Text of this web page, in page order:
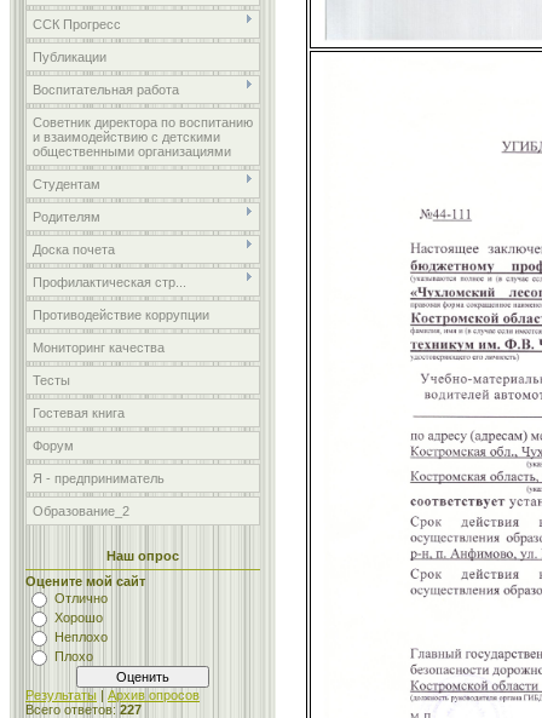
ССК Прогресс
Публикации
Воспитательная работа
Советник директора по воспитанию
и взаимодействию с детскими
общественными организациями
Студентам
Родителям
Доска почета
Профилактическая стр...
Противодействие коррупции
Мониторинг качества
Тесты
Гостевая книга
Форум
Я - предприниматель
Образование_2
Наш опрос
Оцените мой сайт
Отлично
Хорошо
Неплохо
Плохо
Результаты | Архив опросов
Всего ответов: 227